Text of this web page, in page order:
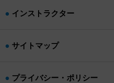
インストラクター
サイトマップ
プライバシー・ポリシー